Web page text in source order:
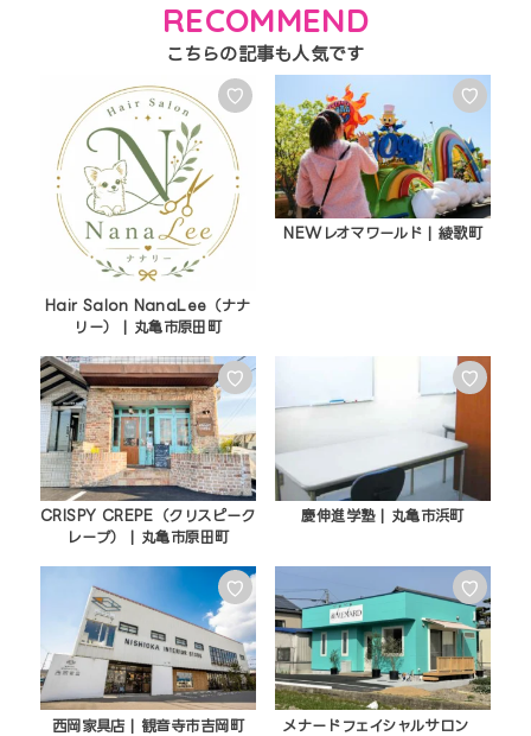
RECOMMEND
♡
Hair Salon NanaLee（ナナ
リー） | 丸亀市原田町
♡
NEWレオマワールド | 綾歌町
♡
CRISPY CREPE（クリスピーク
レープ） | 丸亀市原田町
♡
慶伸進学塾 | 丸亀市浜町
♡
西岡家具店 | 観音寺市吉岡町
♡
メナードフェイシャルサロン